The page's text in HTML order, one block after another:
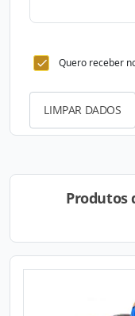
Quero receber
LIMPAR DADOS
Produtos